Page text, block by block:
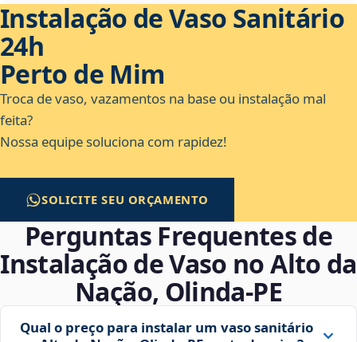
Instalação de Vaso Sanitário
24h
Perto de Mim
Troca de vaso, vazamentos na base ou instalação mal
feita?
Nossa equipe soluciona com rapidez!
SOLICITE SEU ORÇAMENTO
Perguntas Frequentes de
Instalação de Vaso no Alto da
Nação, Olinda‑PE
Qual o preço para instalar um vaso sanitário